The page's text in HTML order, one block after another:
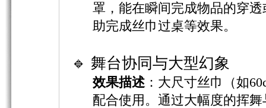
罩，能在瞬间完成物品的穿
助完成丝巾过桌等效果。
🔹 舞台协同与大型幻象
效果描述：大尺寸丝巾（如
配合使用。通过大幅度的挥